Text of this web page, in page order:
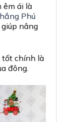
êm ái là
Phú
nâng
tốt chính là
đông.